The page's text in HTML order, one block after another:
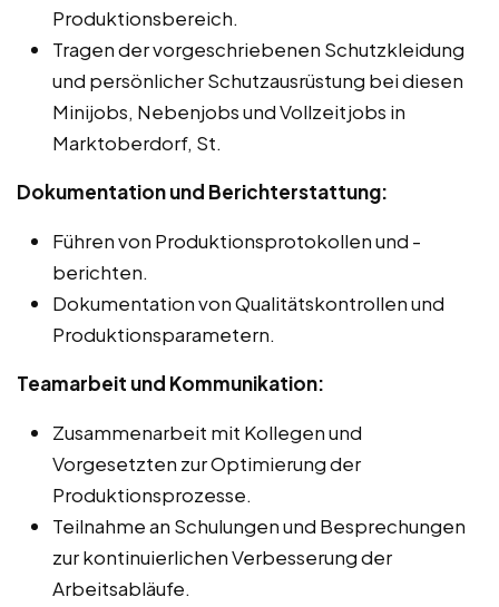
Produktionsbereich.
Tragen der vorgeschriebenen Schutzkleidung
und persönlicher Schutzausrüstung bei diesen
Minijobs, Nebenjobs und Vollzeitjobs in
Marktoberdorf, St.
Dokumentation und Berichterstattung:
Führen von Produktionsprotokollen und -
berichten.
Dokumentation von Qualitätskontrollen und
Produktionsparametern.
Teamarbeit und Kommunikation:
Zusammenarbeit mit Kollegen und
Vorgesetzten zur Optimierung der
Produktionsprozesse.
Teilnahme an Schulungen und Besprechungen
zur kontinuierlichen Verbesserung der
Arbeitsabläufe.